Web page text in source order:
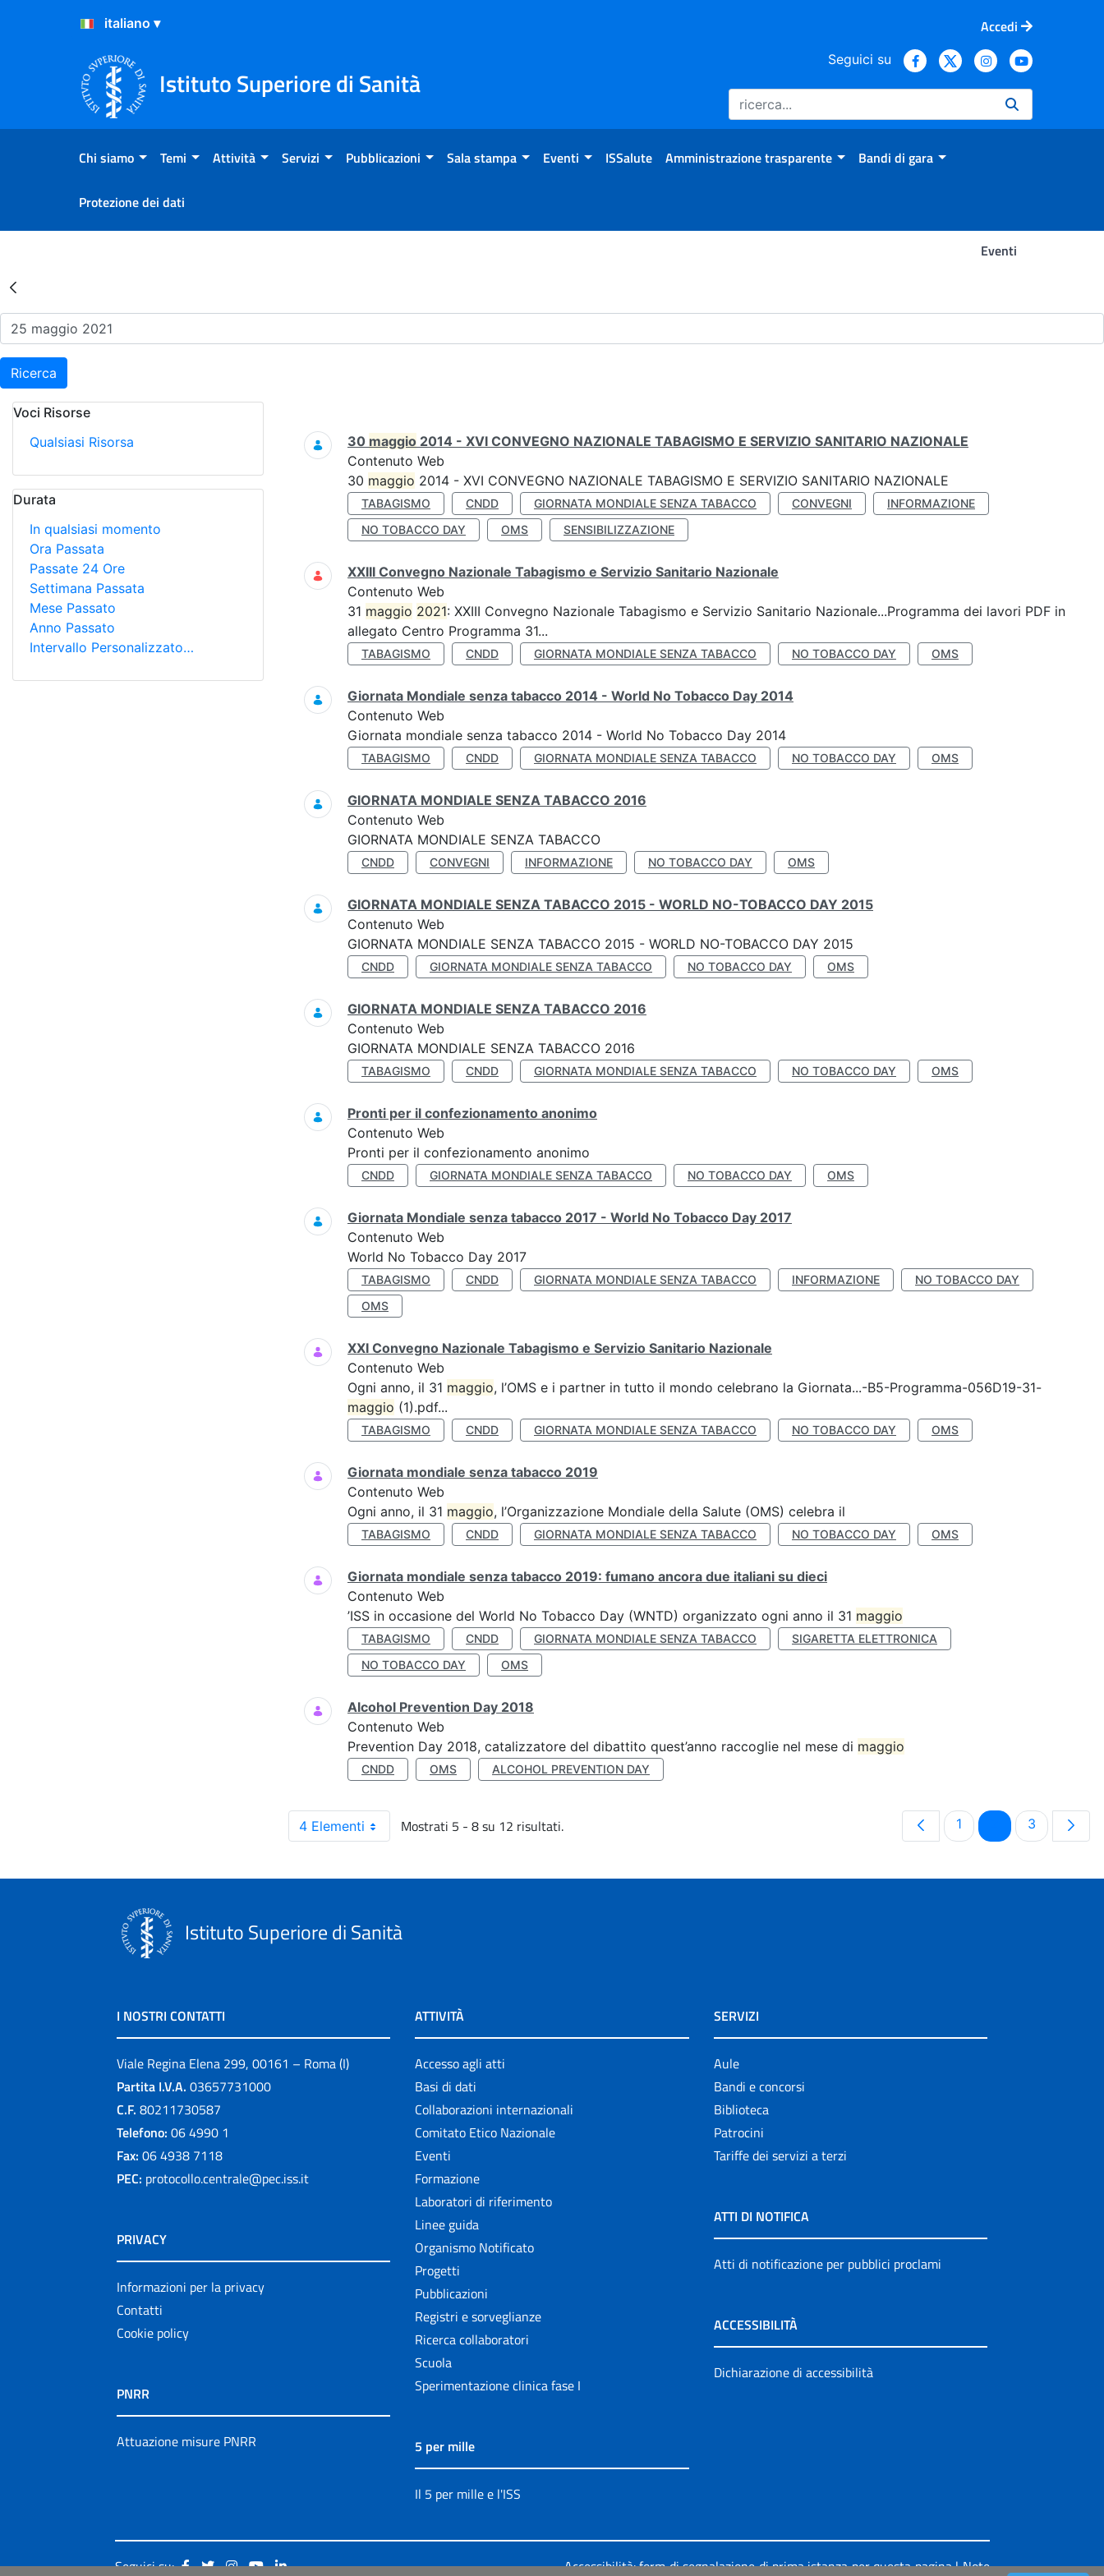
Salta al Contenuto
Salta al Footer
Accedi
Istituto Superiore di Sanità
Seguici su
Chi siamo Temi Attività Servizi Pubblicazioni Sala stampa Eventi ISSalute Amministrazione trasparente Bandi di gara
Protezione dei dati
Eventi
Risultati della Ricerca - Eventi
Ricerca
Voci Risorse
Qualsiasi Risorsa
Durata
In qualsiasi momento
Ora Passata
Passate 24 Ore
Settimana Passata
Mese Passato
Anno Passato
Intervallo Personalizzato…
Ricerca
30 maggio 2014 - XVI CONVEGNO NAZIONALE TABAGISMO E SERVIZIO SANITARIO NAZIONALE
Contenuto Web
30 maggio 2014 - XVI CONVEGNO NAZIONALE TABAGISMO E SERVIZIO SANITARIO NAZIONALE
TABAGISMO CNDD GIORNATA MONDIALE SENZA TABACCO CONVEGNI
INFORMAZIONE
NO TOBACCO DAY
OMS SENSIBILIZZAZIONE
XXIII Convegno Nazionale Tabagismo e Servizio Sanitario Nazionale
Contenuto Web
31 maggio 2021: XXIII Convegno Nazionale Tabagismo e Servizio Sanitario Nazionale...Programma dei lavori PDF in
allegato Centro Programma 31...
TABAGISMO CNDD GIORNATA MONDIALE SENZA TABACCO NO TOBACCO DAY OMS
Giornata Mondiale senza tabacco 2014 - World No Tobacco Day 2014
Contenuto Web
Giornata mondiale senza tabacco 2014 - World No Tobacco Day 2014
TABAGISMO CNDD GIORNATA MONDIALE SENZA TABACCO NO TOBACCO DAY OMS
GIORNATA MONDIALE SENZA TABACCO 2016
Contenuto Web
GIORNATA MONDIALE SENZA TABACCO
CNDD CONVEGNI INFORMAZIONE NO TOBACCO DAY OMS
GIORNATA MONDIALE SENZA TABACCO 2015 - WORLD NO-TOBACCO DAY 2015
Contenuto Web
GIORNATA MONDIALE SENZA TABACCO 2015 - WORLD NO-TOBACCO DAY 2015
CNDD GIORNATA MONDIALE SENZA TABACCO NO TOBACCO DAY OMS
GIORNATA MONDIALE SENZA TABACCO 2016
Contenuto Web
GIORNATA MONDIALE SENZA TABACCO 2016
TABAGISMO CNDD GIORNATA MONDIALE SENZA TABACCO NO TOBACCO DAY OMS
Pronti per il confezionamento anonimo
Contenuto Web
Pronti per il confezionamento anonimo
CNDD GIORNATA MONDIALE SENZA TABACCO NO TOBACCO DAY OMS
Giornata Mondiale senza tabacco 2017 - World No Tobacco Day 2017
Contenuto Web
World No Tobacco Day 2017
TABAGISMO CNDD GIORNATA MONDIALE SENZA TABACCO INFORMAZIONE
NO TOBACCO DAY
OMS
XXI Convegno Nazionale Tabagismo e Servizio Sanitario Nazionale
Contenuto Web
Ogni anno, il 31 maggio, l’OMS e i partner in tutto il mondo celebrano la Giornata...-B5-Programma-056D19-31-
maggio (1).pdf...
TABAGISMO CNDD GIORNATA MONDIALE SENZA TABACCO NO TOBACCO DAY OMS
Giornata mondiale senza tabacco 2019
Contenuto Web
Ogni anno, il 31 maggio, l’Organizzazione Mondiale della Salute (OMS) celebra il
TABAGISMO CNDD GIORNATA MONDIALE SENZA TABACCO NO TOBACCO DAY OMS
Giornata mondiale senza tabacco 2019: fumano ancora due italiani su dieci
Contenuto Web
’ISS in occasione del World No Tobacco Day (WNTD) organizzato ogni anno il 31 maggio
TABAGISMO CNDD GIORNATA MONDIALE SENZA TABACCO
SIGARETTA ELETTRONICA
NO TOBACCO DAY
OMS
Alcohol Prevention Day 2018
Contenuto Web
Prevention Day 2018, catalizzatore del dibattito quest’anno raccoglie nel mese di maggio
CNDD OMS ALCOHOL PREVENTION DAY
4 Elementi Mostrati 5 - 8 su 12 risultati. Pagina
1 PaginaPagina
3
Istituto Superiore di Sanità
I NOSTRI CONTATTI
Viale Regina Elena 299, 00161 – Roma (I)
Partita I.V.A. 03657731000
C.F. 80211730587
Telefono: 06 4990 1
Fax: 06 4938 7118
PEC: protocollo.centrale@pec.iss.it
PRIVACY
Informazioni per la privacy
Contatti
Cookie policy
PNRR
Attuazione misure PNRR
ATTIVITÀ
Accesso agli atti
Basi di dati
Collaborazioni internazionali
Comitato Etico Nazionale
Eventi
Formazione
Laboratori di riferimento
Linee guida
Organismo Notificato
Progetti
Pubblicazioni
Registri e sorveglianze
Ricerca collaboratori
Scuola
Sperimentazione clinica fase I
5 per mille
Il 5 per mille e l'ISS
SERVIZI
Aule
Bandi e concorsi
Biblioteca
Patrocini
Tariffe dei servizi a terzi
ATTI DI NOTIFICA
Atti di notificazione per pubblici proclami
ACCESSIBILITÀ
Dichiarazione di accessibilità
Seguici su: Accessibilità: form di segnalazione di prima istanza per questa pagina|Note